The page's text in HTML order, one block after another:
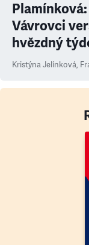
Vávrovci
hvězdný
Kristýna Jelínková,